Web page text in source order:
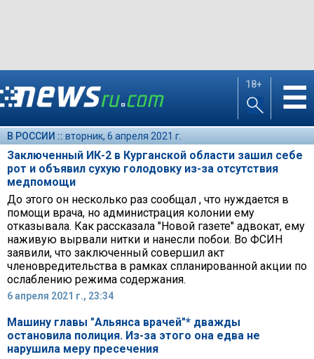
18+ ☰
В РОССИИ :: вторник, 6 апреля 2021 г.
Заключенный ИК-2 в Курганской области зашил себе
рот и объявил сухую голодовку из-за отсутствия
медпомощи
До этого он несколько раз сообщал , что нуждается в
помощи врача, но администрация колонии ему
отказывала. Как рассказала "Новой газете" адвокат, ему
наживую вырвали нитки и нанесли побои. Во ФСИН
заявили, что заключенный совершил акт
членовредительства в рамках спланированной акции по
ослаблению режима содержания.
6 апреля 2021 г., 23:34
Машину главы "Альянса врачей"* дважды
остановила полиция. Из-за этого она едва не
нарушила меру пресечения